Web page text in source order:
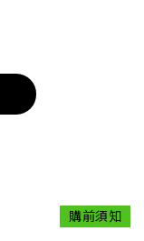
購前須知